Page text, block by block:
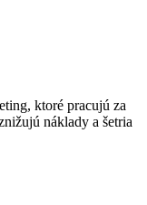
ktoré pracujú za
náklady a šetria